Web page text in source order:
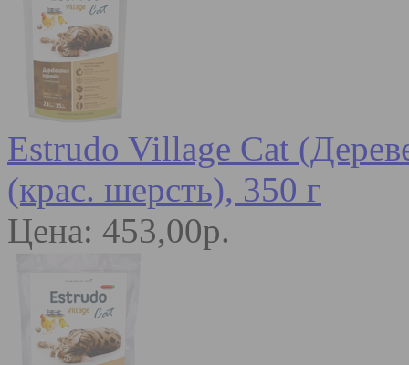
Estrudo Village Cat
(крас. шерсть), 350 г
Цена: 453,00р.